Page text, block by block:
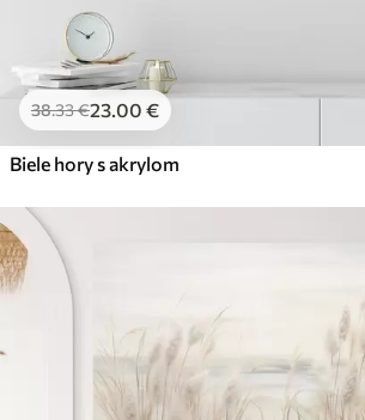
38.33€23.00 €
Biele hory s akrylom